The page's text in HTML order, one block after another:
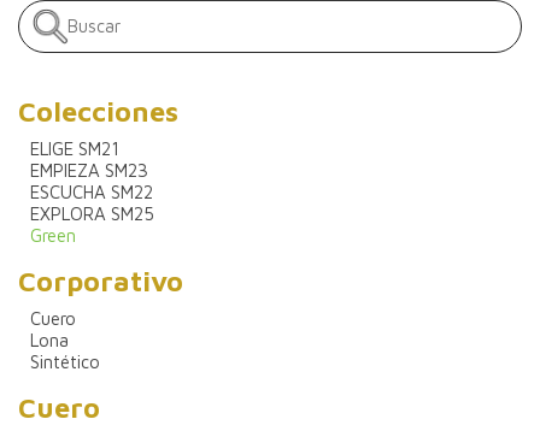
Colecciones
ELIGE SM21
EMPIEZA SM23
ESCUCHA SM22
EXPLORA SM25
Green
Corporativo
Cuero
Lona
Sintético
Cuero